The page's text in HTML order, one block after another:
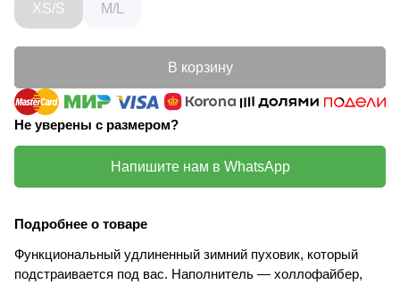
XS/S M/L
В корзину
Не уверены с размером?
Напишите нам в WhatsApp
Подробнее о товаре
Функциональный удлиненный зимний пуховик, который
подстраивается под вас. Наполнитель — холлофайбер,